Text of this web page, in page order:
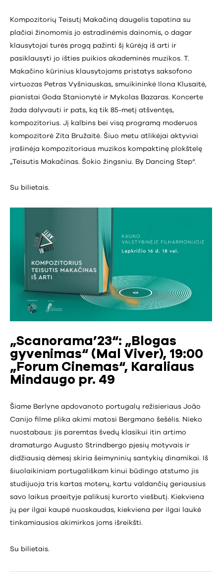
Kompozitorių Teisutį Makačiną daugelis tapatina su
plačiai žinomomis jo estradinėmis dainomis, o dagar
klausytojai turės progą pažinti šį kūrėją iš arti ir
pasiklausyti jo išties puikios akademinės muzikos. T.
Makačino kūrinius klausytojams pristatys saksofono
virtuozas Petras Vyšniauskas, smuikininkė Ilona Klusaitė,
pianistai Goda Stanionytė ir Mykolas Bazaras. Koncerte
žada dalyvauti ir pats, ką tik 85-metį atšventęs,
kompozitorius. Jį kalbins bei visą programą moderuos
kompozitorė Zita Bružaitė. Šiuo metu atlikėjai aktyviai
įrašinėja kompozitoriaus muzikos kompaktinę plokštelę
„Teisutis Makačinas. Šokio žingsniu. By Dancing Step“.
Su bilietais.
„Scanorama’23“: „Blogas
gyvenimas“ (Mal Viver), 19:00
„Forum Cinemas“, Karaliaus
Mindaugo pr. 49
Šiame Berlyne apdovanoto portugalų režisieriaus João
Canijo filme plika akimi matosi Bergmano šešėlis. Nieko
nuostabaus: jis paremtas švedų klasikui itin artimo
dramaturgo Augusto Strindbergo pjesių motyvais ir
didžiausią dėmesį skiria šeimyninių santykių dinamikai. Iš
šiuolaikiniam portugališkam kinui būdingo atstumo jis
studijuoja tris kartas moterų, kartu valdančių geriausius
savo laikus praeityje palikusį kurorto viešbutį. Kiekviena
jų per ilgai kaupė nuoskaudas, kiekviena per ilgai laukė
tinkamiausios akimirkos joms išreikšti.
Su bilietais.